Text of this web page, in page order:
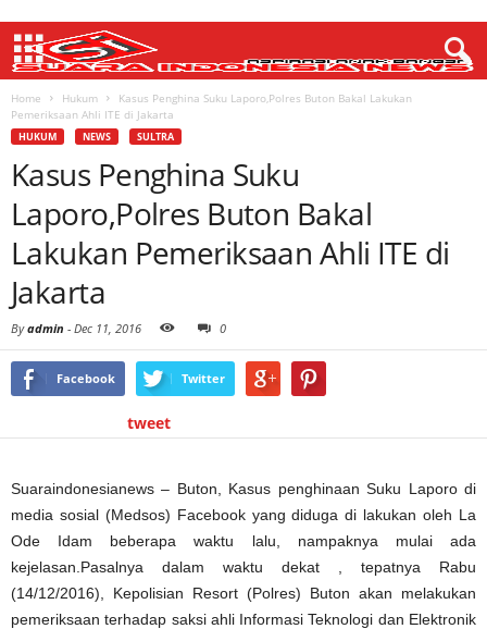
Home Hukum
Kasus Penghina Suku Laporo,Polres Buton Bakal Lakukan
Pemeriksaan Ahli ITE di Jakarta
HUKUM NEWS SULTRA
Kasus Penghina Suku
Laporo,Polres Buton Bakal
Lakukan Pemeriksaan Ahli ITE di
Jakarta
Byadmin - Dec 11, 2016 0
Facebook Twitter
tweet
Suaraindonesianews – Buton, Kasus penghinaan Suku Laporo di
media sosial (Medsos) Facebook yang diduga di lakukan oleh La
Ode Idam beberapa waktu lalu, nampaknya mulai ada
kejelasan.Pasalnya dalam waktu dekat , tepatnya Rabu
(14/12/2016), Kepolisian Resort (Polres) Buton akan melakukan
pemeriksaan terhadap saksi ahli Informasi Teknologi dan Elektronik